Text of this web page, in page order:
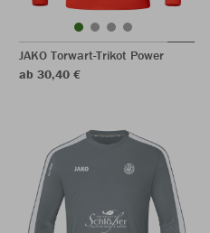
JAKO Torwart-Trikot Power
ab 30,40 €